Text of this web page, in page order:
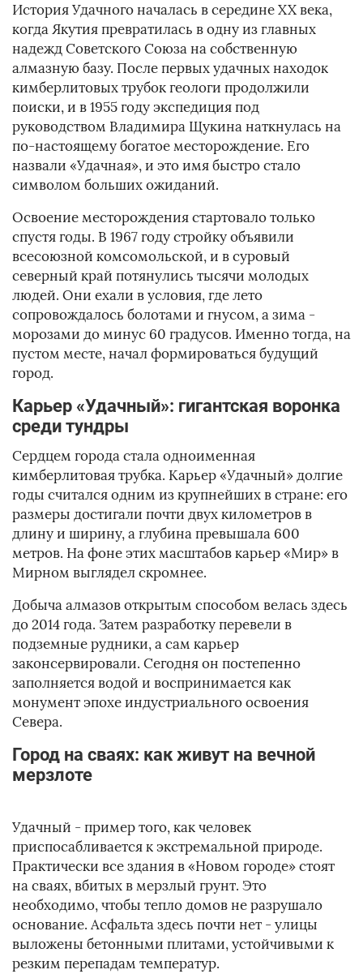
История Удачного началась в середине XX века,
когда Якутия превратилась в одну из главных
надежд Советского Союза на собственную
алмазную базу. После первых удачных находок
кимберлитовых трубок геологи продолжили
поиски, и в 1955 году экспедиция под
руководством Владимира Щукина наткнулась на
по-настоящему богатое месторождение. Его
назвали «Удачная», и это имя быстро стало
символом больших ожиданий.
Освоение месторождения стартовало только
спустя годы. В 1967 году стройку объявили
всесоюзной комсомольской, и в суровый
северный край потянулись тысячи молодых
людей. Они ехали в условия, где лето
сопровождалось болотами и гнусом, а зима -
морозами до минус 60 градусов. Именно тогда, на
пустом месте, начал формироваться будущий
город.
Карьер «Удачный»: гигантская воронка
среди тундры
Сердцем города стала одноименная
кимберлитовая трубка. Карьер «Удачный» долгие
годы считался одним из крупнейших в стране: его
размеры достигали почти двух километров в
длину и ширину, а глубина превышала 600
метров. На фоне этих масштабов карьер «Мир» в
Мирном выглядел скромнее.
Добыча алмазов открытым способом велась здесь
до 2014 года. Затем разработку перевели в
подземные рудники, а сам карьер
законсервировали. Сегодня он постепенно
заполняется водой и воспринимается как
монумент эпохе индустриального освоения
Севера.
Город на сваях: как живут на вечной
мерзлоте
Удачный - пример того, как человек
приспосабливается к экстремальной природе.
Практически все здания в «Новом городе» стоят
на сваях, вбитых в мерзлый грунт. Это
необходимо, чтобы тепло домов не разрушало
основание. Асфальта здесь почти нет - улицы
выложены бетонными плитами, устойчивыми к
резким перепадам температур.